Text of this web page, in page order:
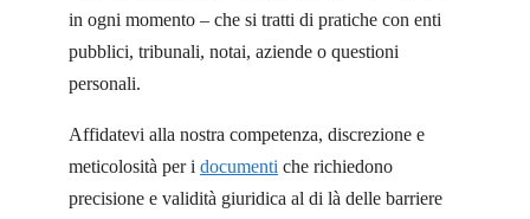
in ogni momento – che si tratti di pratiche con enti
pubblici, tribunali, notai, aziende o questioni
personali.
Affidatevi alla nostra competenza, discrezione e
meticolosità per i documenti che richiedono
precisione e validità giuridica al di là delle barriere